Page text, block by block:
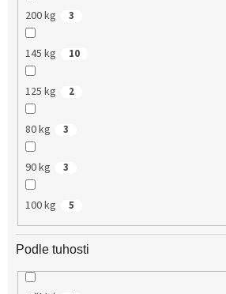
200 kg 3
145 kg 10
125 kg 2
80 kg 3
90 kg 3
100 kg 5
Podle tuhosti